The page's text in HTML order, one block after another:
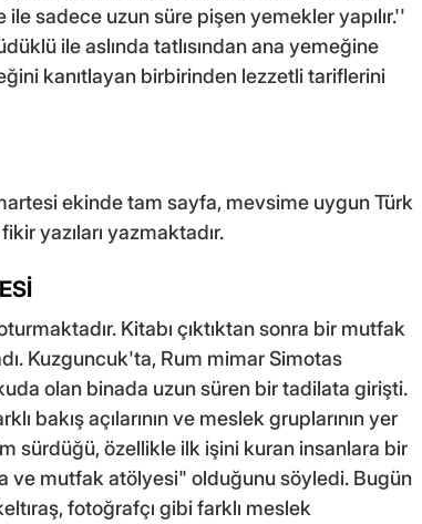
sadece uzun süre pişen yemekler yapılır.''
ile aslında tatlısından ana yemeğine
kanıtlayan birbirinden lezzetli tariflerini
ekinde tam sayfa, mevsime uygun Türk
yazıları yazmaktadır.
Kitabı çıktıktan sonra bir mutfak
Kuzguncuk'ta, Rum mimar Simotas
olan binada uzun süren bir tadilata girişti.
bakış açılarının ve meslek gruplarının yer
sürdüğü, özellikle ilk işini kuran insanlara bir
ve mutfak atölyesi" olduğunu söyledi. Bugün
fotoğrafçı gibi farklı meslek